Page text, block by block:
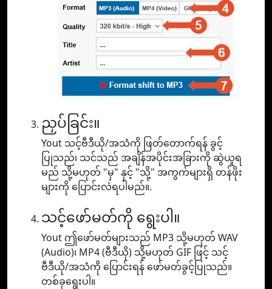
ညှပ်ခြင်း။
Yout သင့်ဗီဒီယို/အသံကို ဖြတ်တောက်ရန် ခွင့်
ပြုသည်၊ သင်သည် အချိန်အပိုင်းအခြားကို ဆွဲယူရ
မည် သို့မဟုတ် "မှ" နှင့် "သို့" အကွက်များရှိ တန်ဖိုး
များကို ပြောင်းလဲရပါမည်။.
သင့်ဖော်မတ်ကို ရွေးပါ။
Yout ဤဖော်မတ်များသည် MP3 သို့မဟုတ် WAV
(Audio)၊ MP4 (ဗီဒီယို) သို့မဟုတ် GIF ဖြင့် သင့်
ဗီဒီယို/အသံကို ပြောင်းရန် ဖော်မတ်ခွင့်ပြုသည်။
တစ်ခုရွေးပါ။